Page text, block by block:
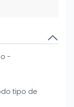
-
tipo de